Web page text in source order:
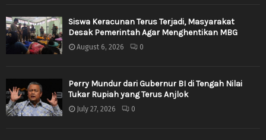
Siswa Keracunan Terus Terjadi, Masyarakat
Desak Pemerintah Agar Menghentikan MBG
August 6, 2026 0
Perry Mundur dari Gubernur BI di Tengah Nilai
Tukar Rupiah yang Terus Anjlok
July 27, 2026 0